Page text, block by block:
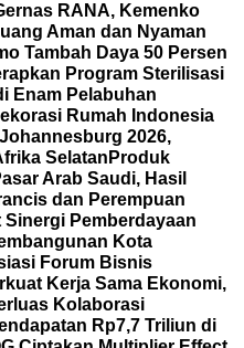
RANA, Kemenko
Aman dan Nyaman
Tambah Daya 50 Persen
Program Sterilisasi
Enam Pelabuhan
Rumah Indonesia
2026,
Selatan Produk
Arab Saudi, Hasil
dan Perempuan
Sinergi Pemberdayaan
Kota
Forum Bisnis
Kerja Sama Ekonomi,
Kolaborasi
Rp7,7 Triliun di